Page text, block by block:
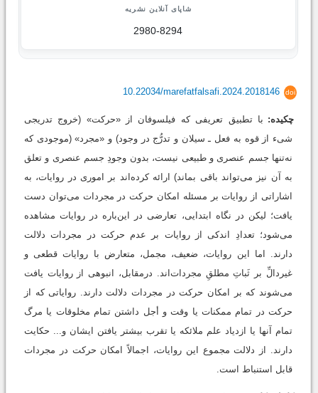
شاپای آنلاین نشریه
2980-8294
doi
10.22034/marefatfalsafi.2024.2018146
چکیده: با تطبیق تعریفی که فیلسوفان از «حرکت» (خروج تدریجی
شیء از قوه به فعل ـ سیلان و تدرُّج در وجود) و «مجرد» (موجودی که
نه‌تنها جسم عنصری و طبیعی نیست، بدون وجودِ جسم عنصری و تعلق
به آن نیز می‌تواند باقی بماند) ارائه کرده‌اند بر اموری در روایات، به
اشاراتی از روایات بر مسئله امکان حرکت در مجردات می‌توان دست
یافت؛ لیکن در نگاه ابتدایی، تعارضی در این‌‌باره در روایات مشاهده
می‌شود؛ تعدادِ اندکی از روایات بر عدم حرکت در مجردات دلالت
دارند. اما این روایات، ضعیف، مجمل، متعارض با روایات قطعی و
غیردالِّ بر ثَباتِ مطلقِ مجردات‌اند. درمقابل، انبوهی از روایات یافت
می‌شوند که بر امکان حرکت در مجردات دلالت دارند. روایاتی که از
حرکت در تمام ممکنات یا وقت و أجل داشتن تمام مخلوقات یا مرگ
تمام آنها یا ازدیاد علم ملائکه یا تقرب بیشتر یافتن ایشان و... حکایت
دارند. از دلالت مجموع این روایات، اجمالاً امکان حرکت در مجردات
قابل استنباط است.